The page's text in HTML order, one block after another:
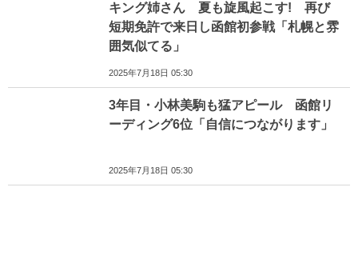
キング姉さん 夏も旋風起こす! 再び
短期免許で来日し函館初参戦「札幌と雰
囲気似てる」
2025年7月18日 05:30
3年目・小林美駒も猛アピール 函館リ
ーディング6位「自信につながります」
2025年7月18日 05:30